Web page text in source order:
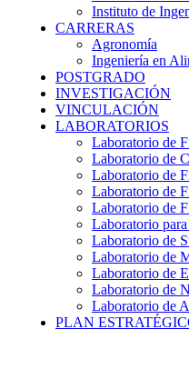
Instituto de
CARRERAS
Agronomía
Ingeniería en
POSTGRADO
INVESTIGACIÓN
VINCULACIÓN
LABORATORIOS
Laboratorio de
Laboratorio de
Laboratorio de
Laboratorio de
Laboratorio de
Laboratorio
Laboratorio de
Laboratorio de
Laboratorio de
Laboratorio de
Laboratorio de
PLAN